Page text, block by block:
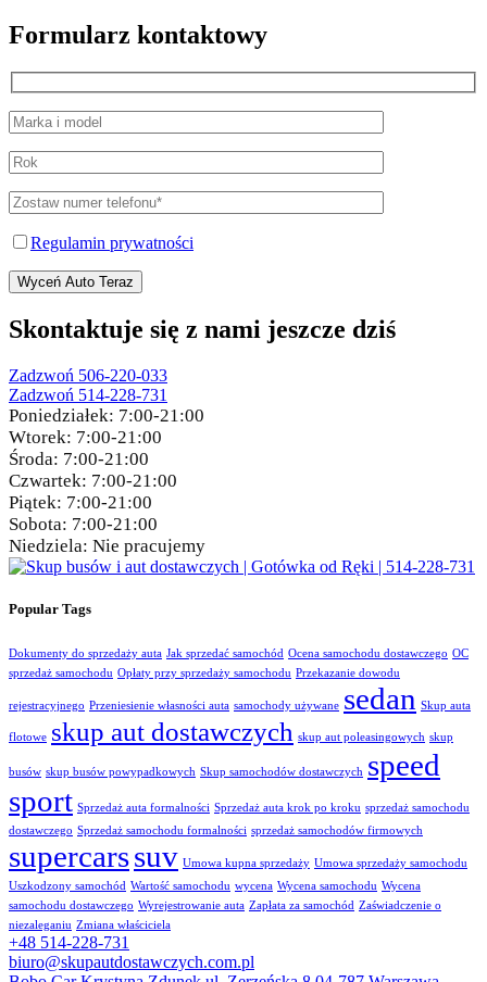
Formularz kontaktowy
Regulamin prywatności
Wyceń Auto Teraz
Skontaktuje się z nami jeszcze dziś
Zadzwoń 506-220-033
Zadzwoń 514-228-731
Poniedziałek: 7:00-21:00
Wtorek: 7:00-21:00
Środa: 7:00-21:00
Czwartek: 7:00-21:00
Piątek: 7:00-21:00
Sobota: 7:00-21:00
Niedziela: Nie pracujemy
Popular Tags
Dokumenty do sprzedaży auta Jak sprzedać samochód Ocena samochodu dostawczego OC
sprzedaż samochodu Opłaty przy sprzedaży samochodu Przekazanie dowodu
rejestracyjnego Przeniesienie własności auta samochody używane sedan Skup auta
flotowe skup aut dostawczych skup aut poleasingowych skup
busów skup busów powypadkowych Skup samochodów dostawczych speed
sport Sprzedaż auta formalności Sprzedaż auta krok po kroku sprzedaż samochodu
dostawczego Sprzedaż samochodu formalności sprzedaż samochodów firmowych
supercarssuv Umowa kupna sprzedaży Umowa sprzedaży samochodu
Uszkodzony samochód Wartość samochodu wycena Wycena samochodu Wycena
samochodu dostawczego Wyrejestrowanie auta Zapłata za samochód Zaświadczenie o
niezaleganiu Zmiana właściciela
+48 514-228-731
biuro@skupautdostawczych.com.pl